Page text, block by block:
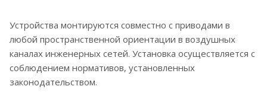
Устройства монтируются совместно с приводами в
любой пространственной ориентации в воздушных
каналах инженерных сетей. Установка осуществляется с
соблюдением нормативов, установленных
законодательством.